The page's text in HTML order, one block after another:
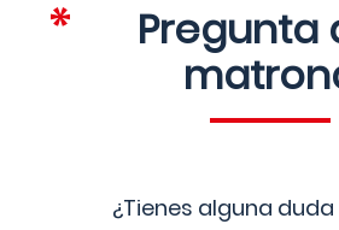
Pregunta
¿Tienes alguna